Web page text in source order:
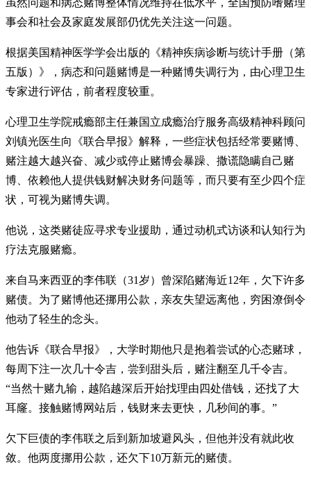
事会和社会及家庭发展部仍优先关注这一问题。
根据美国精神医学学会出版的《精神疾病诊断与统计手册（第
五版）》，病态和问题赌博是一种赌博失调行为，由心理卫生
专家进行评估，前者程度较重。
心理卫生学院戒瘾部主任兼国立成瘾治疗服务高级精神科顾问
刘镇光医生向《联合早报》解释，一些症状包括经常要赌博、
赌注越大越兴奋、减少或停止赌博会暴躁、撒谎隐瞒自己赌
博、依赖他人提供钱财解决财务问题等，而只要有至少四个症
状，可视为赌博失调。
他说，这类赌徒应寻求专业援助，通过动机式访谈和认知行为
疗法克服赌瘾。
来自马来西亚的李伟联（31岁）曾深陷赌海近12年，欠下许多
赌债。为了赌博他还挪用公款，亲友失望远离他，穷困潦倒令
他动了轻生的念头。
他告诉《联合早报》，大学时期他只是抱着尝试的心态赌球，
每周下注一次几十令吉，尝到甜头后，赌注翻至几千令吉。
“当然十赌九输，越陷越深后开始找理由四处借钱，还找了大
耳窿。接触赌博网站后，钱财来去更快，几秒间的事。”
欠下巨债的李伟联之后到新加坡避风头，但他并没有就此收
敛。他两度挪用公款，还欠下10万新元的赌债。